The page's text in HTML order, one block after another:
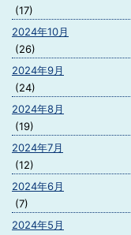
(17)
2024年10月
(26)
2024年9月
(24)
2024年8月
(19)
2024年7月
(12)
2024年6月
(7)
2024年5月